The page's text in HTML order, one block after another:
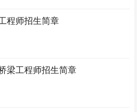
程师招生简章
梁工程师招生简章